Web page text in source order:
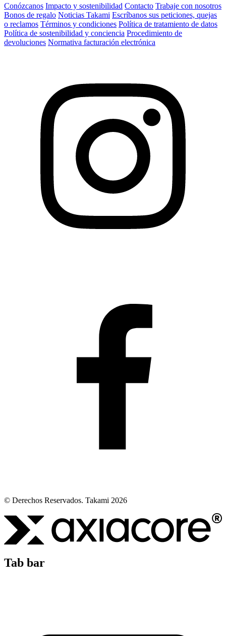
Conózcanos Impacto y sostenibilidad Contacto Trabaje con nosotros
Bonos de regalo Noticias Takami Escríbanos sus peticiones, quejas
o reclamos Términos y condiciones Política de tratamiento de datos
Política de sostenibilidad y conciencia Procedimiento de
devoluciones Normativa facturación electrónica
© Derechos Reservados. Takami 2026
Tab bar